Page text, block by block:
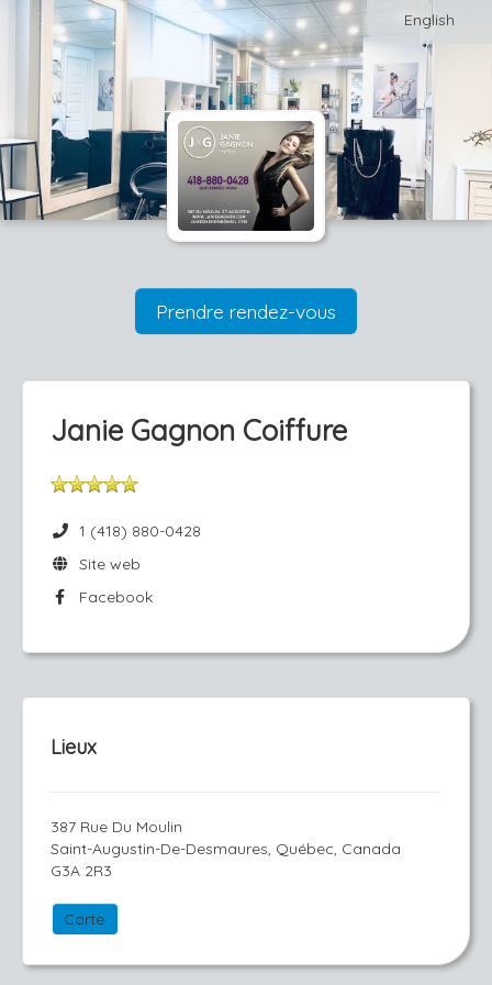
English
Prendre rendez-vous
Janie Gagnon Coiffure
1 (418) 880-0428
Site web
Facebook
Lieux
387 Rue Du Moulin
Saint-Augustin-De-Desmaures, Québec, Canada
G3A 2R3
Carte